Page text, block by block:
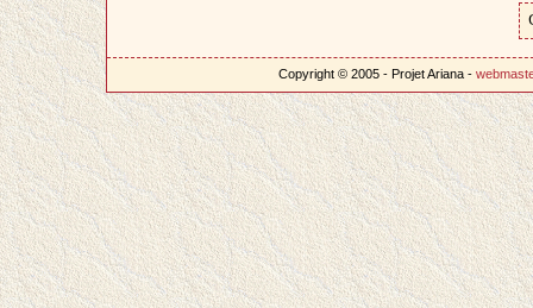
Copyright © 2005 - Projet Ariana -